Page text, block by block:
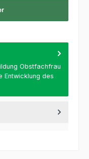
Obstfachfrau
Entwicklung des